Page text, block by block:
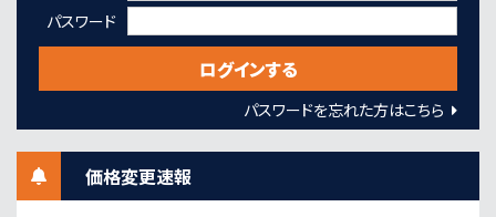
パスワード
パスワードを忘れた方はこちら
価格変更速報